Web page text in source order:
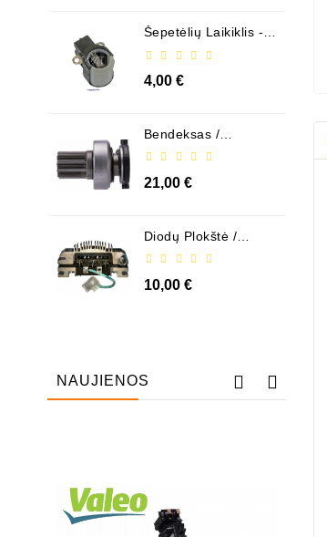
Šepetėlių Laikiklis - /
4,00 €
Bendeksas /
21,00 €
Diodų Plokštė /
10,00 €
NAUJIENOS